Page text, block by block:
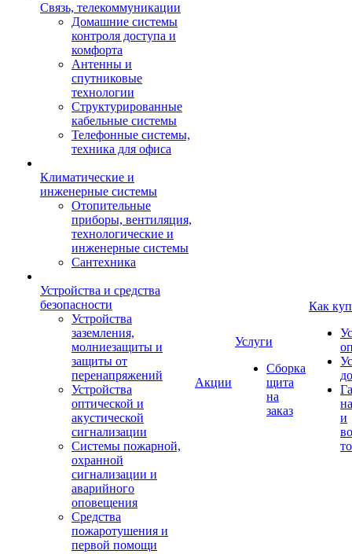
Связь, телекоммуникации
Домашние системы
контроля доступа и
комфорта
Антенны и
спутниковые
технологии
Структурированные
кабельные системы
Телефонные системы,
техника для офиса
Климатические и
инженерные системы
Отопительные
приборы, вентиляция,
технологические и
инженерные системы
Сантехника
Устройства и средства
безопасности
Устройства
заземления,
молниезащиты и
защиты от
перенапряжений
Устройства
оптической и
акустической
сигнализации
Системы пожарной,
охранной
сигнализации и
аварийного
оповещения
Средства
пожаротушения и
первой помощи
Акции
Услуги
Сборка
щита
на
заказ
Как
и